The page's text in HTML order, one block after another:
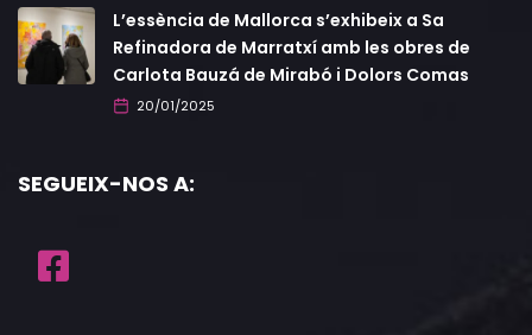
L’essència de Mallorca s’exhibeix a Sa
Refinadora de Marratxí amb les obres de
Carlota Bauzá de Mirabó i Dolors Comas
20/01/2025
SEGUEIX-NOS A: